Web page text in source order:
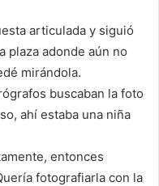
articulada y siguió
plaza adonde aún no
mirándola.
buscaban la foto
ahí estaba una niña
entonces
fotografiarla con la